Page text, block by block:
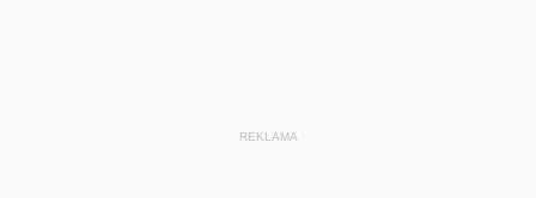
Dziennik Urzędowy Ministra Budownictwa i Przemysłu
REKLAMA